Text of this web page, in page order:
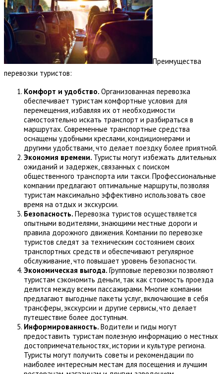
Преимущества
перевозки туристов:
Комфорт и удобство. Организованная перевозка
обеспечивает туристам комфортные условия для
перемещения, избавляя их от необходимости
самостоятельно искать транспорт и разбираться в
маршрутах. Современные транспортные средства
оснащены удобными креслами, кондиционерами и
другими удобствами, что делает поездку более приятной.
Экономия времени. Туристы могут избежать длительных
ожиданий и задержек, связанных с поиском
общественного транспорта или такси. Профессиональные
компании предлагают оптимальные маршруты, позволяя
туристам максимально эффективно использовать свое
время на отдых и экскурсии.
Безопасность. Перевозка туристов осуществляется
опытными водителями, знающими местные дороги и
правила дорожного движения. Компании по перевозке
туристов следят за техническим состоянием своих
транспортных средств и обеспечивают регулярное
обслуживание, что повышает уровень безопасности.
Экономическая выгода. Групповые перевозки позволяют
туристам сэкономить деньги, так как стоимость проезда
делится между всеми пассажирами. Многие компании
предлагают выгодные пакеты услуг, включающие в себя
трансферы, экскурсии и другие сервисы, что делает
путешествие более доступным.
Информированность. Водители и гиды могут
предоставить туристам полезную информацию о местных
достопримечательностях, истории и культуре региона.
Туристы могут получить советы и рекомендации по
наиболее интересным местам для посещения и лучшим